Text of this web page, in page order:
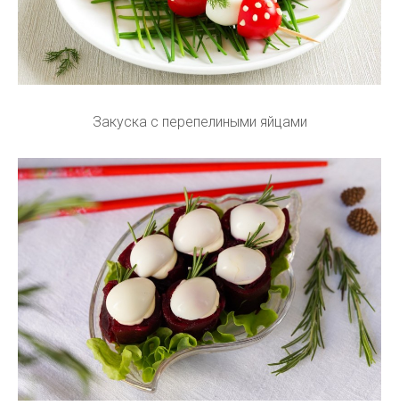
Закуска с перепелиными яйцами